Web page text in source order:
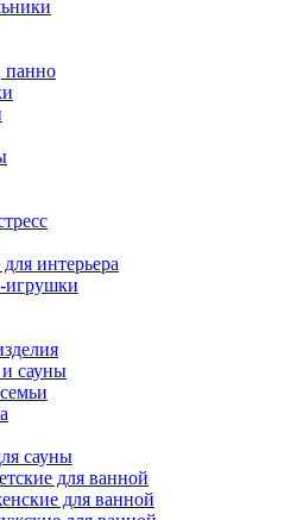
панно
интерьера
сауны
сауны
для ванной
для ванной